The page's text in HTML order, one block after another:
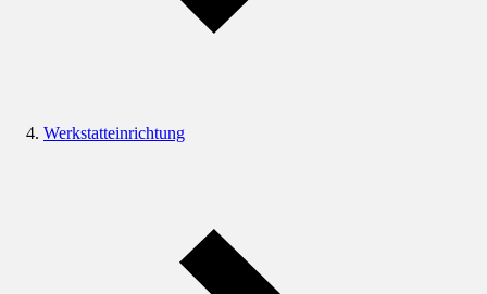
Werkstatteinrichtung